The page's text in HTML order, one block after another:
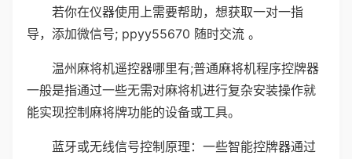
若你在仪器使用上需要帮助，想获取一对一指
导，添加微信号; ppyy55670 随时交流 。
温州麻将机遥控器哪里有;普通麻将机程序控牌器
一般是指通过一些无需对麻将机进行复杂安装操作就
能实现控制麻将牌功能的设备或工具。
蓝牙或无线信号控制原理：一些智能控牌器通过